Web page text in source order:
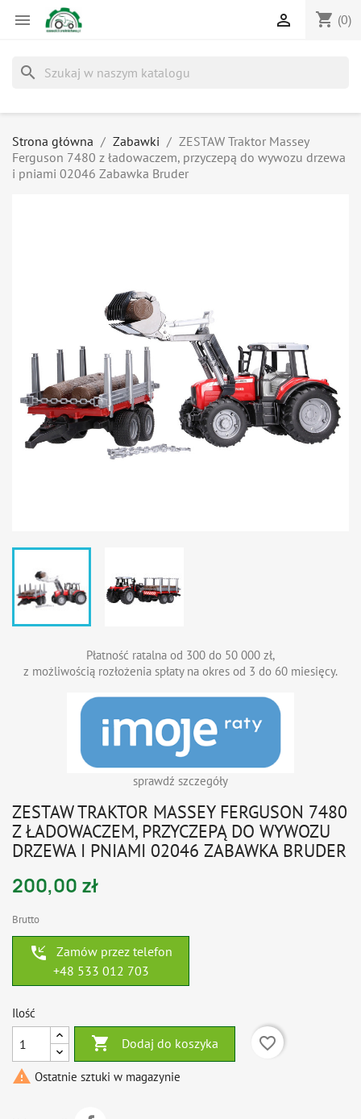
 shopping_cart (0)

search
Strona główna Zabawki
ZESTAW Traktor Massey
Ferguson 7480 z ładowaczem, przyczepą do wywozu drzewa
i pniami 02046 Zabawka Bruder
Płatność ratalna od 300 do 50 000 zł,
z możliwością rozłożenia spłaty na okres od 3 do 60 miesięcy.
sprawdź szczegóły
ZESTAW TRAKTOR MASSEY FERGUSON 7480
Z ŁADOWACZEM, PRZYCZEPĄ DO WYWOZU
DRZEWA I PNIAMI 02046 ZABAWKA BRUDER
200,00 zł
Brutto
phone_callback
Zamów przez telefon
+48 533 012 703
Ilość
 Dodaj do koszyka
favorite_border
 Ostatnie sztuki w magazynie